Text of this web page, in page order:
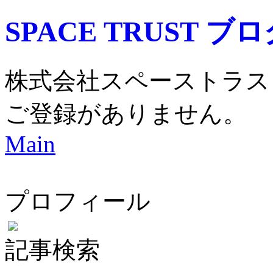
SPACE TRUST ブロ
株式会社スペーストラ
ご登録がありません。
Main
プロフィール
記事検索